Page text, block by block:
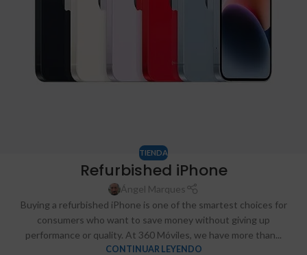
TIENDA
Refurbished iPhone
Ángel Marques
Buying a refurbished iPhone is one of the smartest choices for
consumers who want to save money without giving up
performance or quality. At 360 Móviles, we have more than...
CONTINUAR LEYENDO